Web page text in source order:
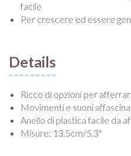
facile
Per crescere ed essere
Details
Ricco di opzioni per
Movimenti e suoni
Anello di plastica facile da
Misure: 13.5cm/5.3"